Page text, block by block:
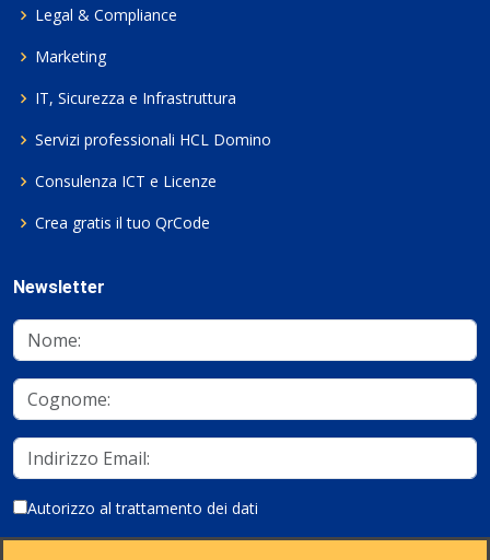
Legal & Compliance
Marketing
IT, Sicurezza e Infrastruttura
Servizi professionali HCL Domino
Consulenza ICT e Licenze
Crea gratis il tuo QrCode
Newsletter
Autorizzo al trattamento dei dati